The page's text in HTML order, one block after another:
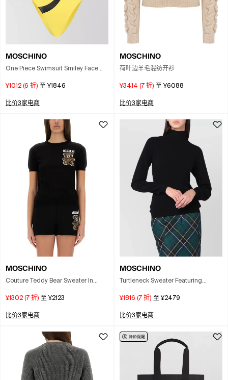
MOSCHINO
One Piece Swimsuit Smiley Face
¥1012 (6 折) 至 ¥1846
比价3家电商
MOSCHINO
荷叶边羊毛混纺开衫
¥3414 (7 折) 至 ¥6088
比价3家电商
MOSCHINO
Couture Teddy Bear Sweater In
¥1302 (7 折) 至 ¥2123
比价3家电商
MOSCHINO
Turtleneck Sweater Featuring
¥1816 (7 折) 至 ¥2479
比价3家电商